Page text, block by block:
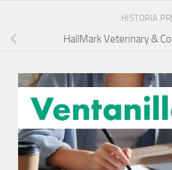
HISTORIA
HallMark Veterinary &